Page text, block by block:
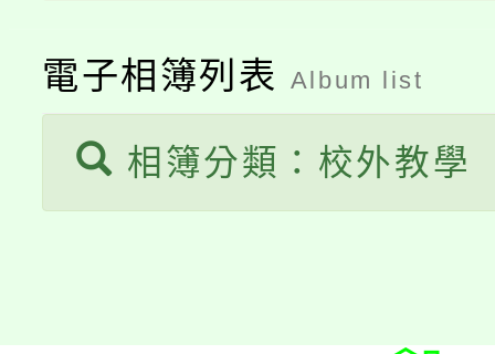
者。
份教師研習
淨零綠生活教案入校路
會
電子相簿列表 Album list
相簿分類：校外教學